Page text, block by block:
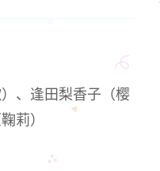
、逢田梨香子（樱
莉）